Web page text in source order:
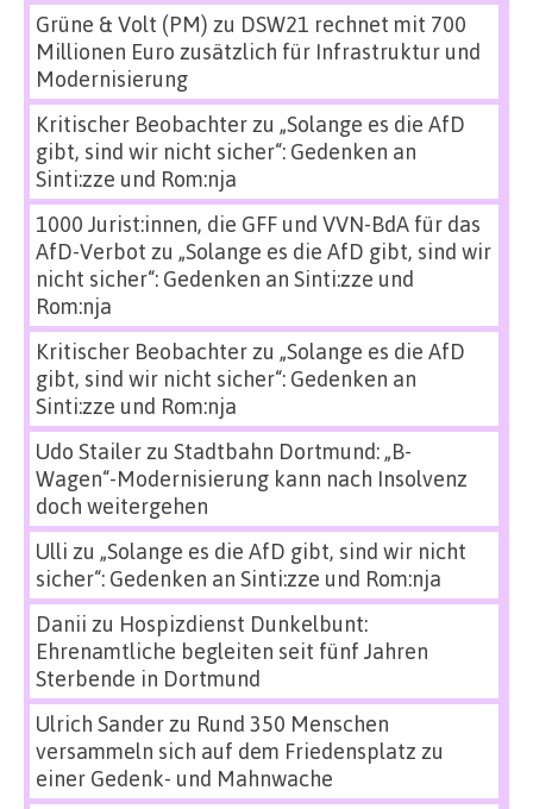
Grüne & Volt (PM) zu DSW21 rechnet mit 700
Millionen Euro zusätzlich für Infrastruktur und
Modernisierung
Kritischer Beobachterzu „Solange es die AfD
gibt, sind wir nicht sicher“: Gedenken an
Sinti:zze und Rom:nja
1000 Jurist:innen, die GFF und VVN-BdA für das
AfD-Verbot zu „Solange es die AfD gibt, sind wir
nicht sicher“: Gedenken an Sinti:zze und
Rom:nja
Kritischer Beobachterzu „Solange es die AfD
gibt, sind wir nicht sicher“: Gedenken an
Sinti:zze und Rom:nja
Udo Stailerzu Stadtbahn Dortmund: „B-
Wagen“-Modernisierung kann nach Insolvenz
doch weitergehen
Ulli zu „Solange es die AfD gibt, sind wir nicht
sicher“: Gedenken an Sinti:zze und Rom:nja
Danii zu Hospizdienst Dunkelbunt:
Ehrenamtliche begleiten seit fünf Jahren
Sterbende in Dortmund
Ulrich Sanderzu Rund 350 Menschen
versammeln sich auf dem Friedensplatz zu
einer Gedenk- und Mahnwache